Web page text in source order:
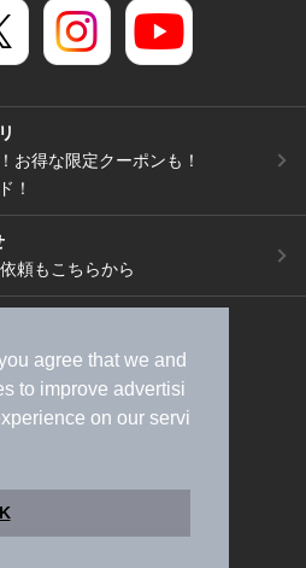
agree that we and
to improve advertisi
on our servi
お得な限定クーポンも！
！
頼もこちらから
求）
広告出稿のご案内
タイルMEMBERS+規約
く表記
ヘルプ
採用情報